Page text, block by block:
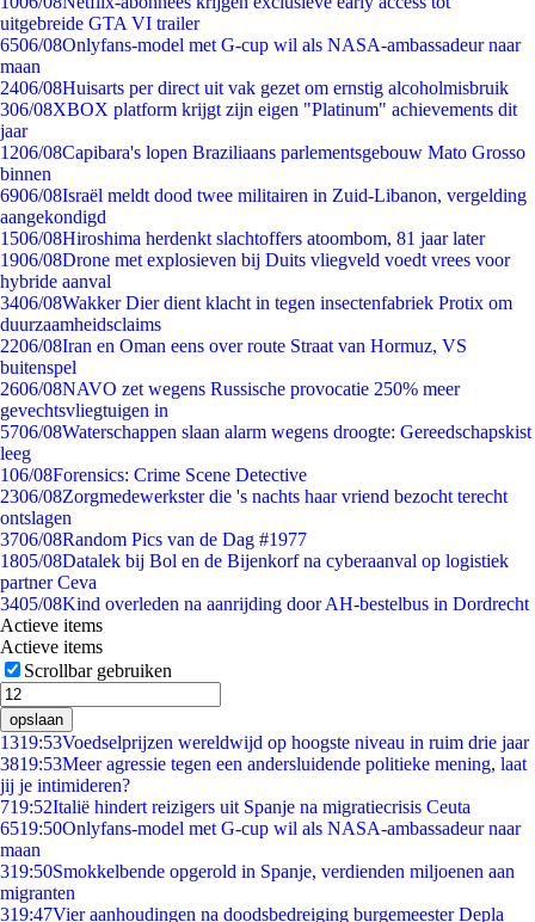
uitgebreide GTA VI trailer
6506/08Onlyfans-model met G-cup wil als NASA-ambassadeur naar
maan
2406/08Huisarts per direct uit vak gezet om ernstig alcoholmisbruik
306/08XBOX platform krijgt zijn eigen "Platinum" achievements dit
jaar
1206/08Capibara's lopen Braziliaans parlementsgebouw Mato Grosso
binnen
6906/08Israël meldt dood twee militairen in Zuid-Libanon, vergelding
aangekondigd
1506/08Hiroshima herdenkt slachtoffers atoombom, 81 jaar later
1906/08Drone met explosieven bij Duits vliegveld voedt vrees voor
hybride aanval
3406/08Wakker Dier dient klacht in tegen insectenfabriek Protix om
duurzaamheidsclaims
2206/08Iran en Oman eens over route Straat van Hormuz, VS
buitenspel
2606/08NAVO zet wegens Russische provocatie 250% meer
gevechtsvliegtuigen in
5706/08Waterschappen slaan alarm wegens droogte: Gereedschapskist
leeg
106/08Forensics: Crime Scene Detective
2306/08Zorgmedewerkster die 's nachts haar vriend bezocht terecht
ontslagen
3706/08Random Pics van de Dag #1977
1805/08Datalek bij Bol en de Bijenkorf na cyberaanval op logistiek
partner Ceva
3405/08Kind overleden na aanrijding door AH-bestelbus in Dordrecht
Actieve items
Actieve items
Scrollbar gebruiken
opslaan
1319:53Voedselprijzen wereldwijd op hoogste niveau in ruim drie jaar
3819:53Meer agressie tegen een andersluidende politieke mening, laat
jij je intimideren?
719:52Italië hindert reizigers uit Spanje na migratiecrisis Ceuta
6519:50Onlyfans-model met G-cup wil als NASA-ambassadeur naar
maan
319:50Smokkelbende opgerold in Spanje, verdienden miljoenen aan
migranten
319:47Vier aanhoudingen na doodsbedreiging burgemeester Depla